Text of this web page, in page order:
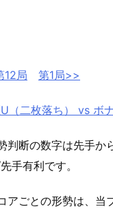
12局 第1局>>
（二枚落ち） vs ボ
判断の数字は先手か
手有利です。
アごとの形勢は、当